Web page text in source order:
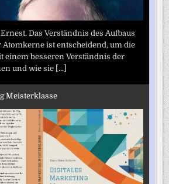
Das Verständnis des Aufbaus
Atomkerne ist entscheidend, um die
einem besseren Verständnis der
und wie sie [...]
Meisterklasse